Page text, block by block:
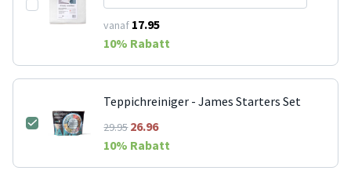
vanaf 17.95
10% Rabatt
Teppichreiniger - James Starters Set
29.9526.96
10% Rabatt